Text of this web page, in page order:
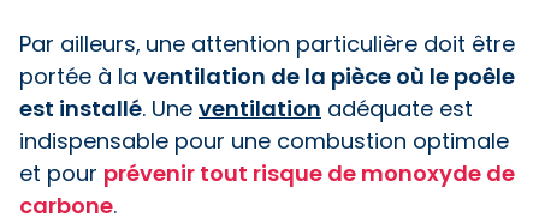
Par ailleurs, une attention particulière doit être
portée à la ventilation de la pièce où le poêle
est installé. Une ventilation adéquate est
indispensable pour une combustion optimale
et pour prévenir tout risque de monoxyde de
carbone.